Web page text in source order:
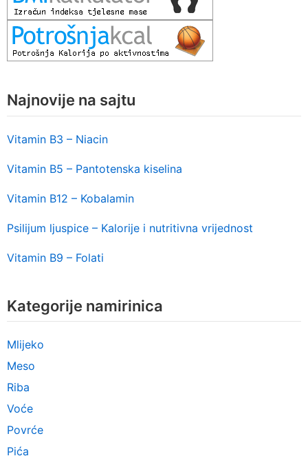
Najnovije na sajtu
Vitamin B3 – Niacin
Vitamin B5 – Pantotenska kiselina
Vitamin B12 – Kobalamin
Psilijum ljuspice – Kalorije i nutritivna vrijednost
Vitamin B9 – Folati
Kategorije namirinica
Mlijeko
Meso
Riba
Voće
Povrće
Pića